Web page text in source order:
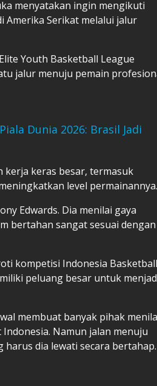
menyatakan ingin mengikuti
Amerika Serikat melalui jalur
Youth Basketball League
jalur menuju pemain
Dunia 2026: Brasil Jadi
kerja keras besar, termasuk
level permainannya.
Edwards. Dia menilai gaya
bertahan sangat sesuai dengan
kompetisi Indonesia Basketball
peluang besar untuk
membuat banyak pihak
Namun jalan menuju
dia lewati secara bertahap.